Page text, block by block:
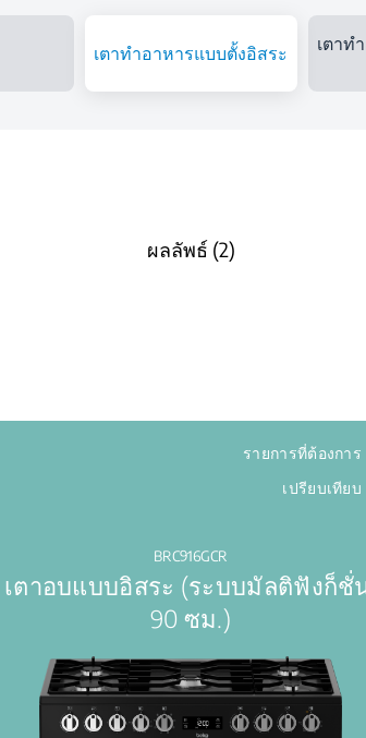
เตาทำอาหารแบบตั้งอิสระ
เตาท
ผลลัพธ์ (2)
รายการที่ต้องการ
เปรียบเทียบ
BRC916GCR
เตาอบแบบอิสระ (ระบบมัลติฟังก็ชั่
90 ซม.)